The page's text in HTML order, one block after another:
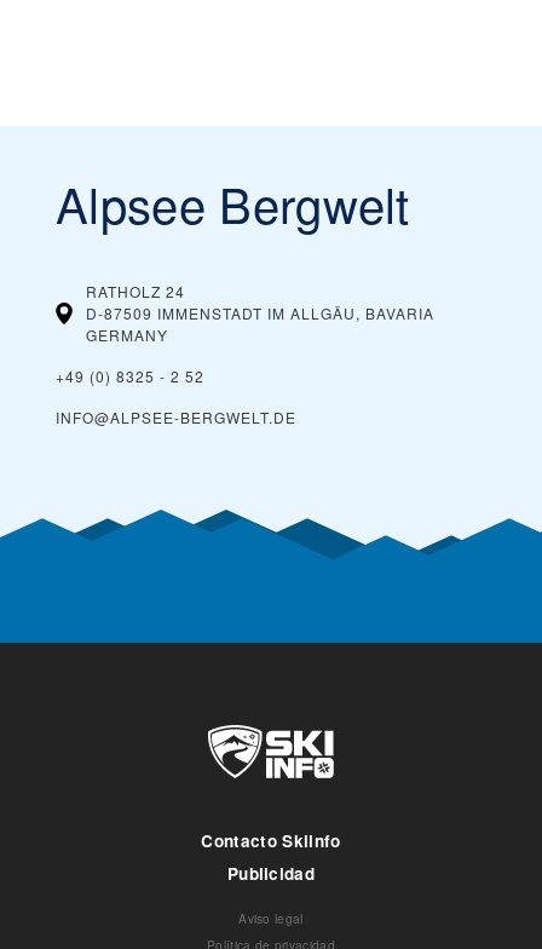
Alpsee Bergwelt
RATHOLZ 24
D-87509 IMMENSTADT IM ALLGÄU, BAVARIA
GERMANY
+49 (0) 8325 - 2 52
INFO@ALPSEE-BERGWELT.DE
Contacto Skiinfo
Publicidad
Aviso legal
Política de privacidad